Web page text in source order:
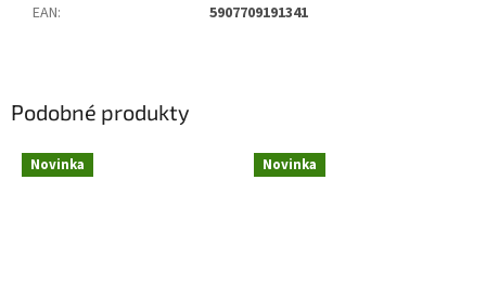
EAN: 5907709191341
Podobné produkty
Novinka Novinka